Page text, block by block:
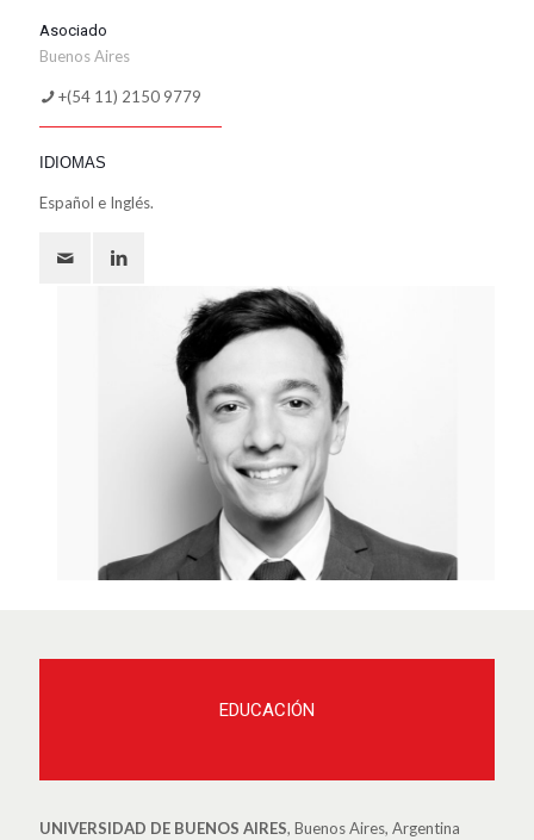
Asociado
Buenos Aires
+(54 11) 2150 9779
IDIOMAS
Español e Inglés.
EDUCACIÓN
UNIVERSIDAD DE BUENOS AIRES, Buenos Aires, Argentina